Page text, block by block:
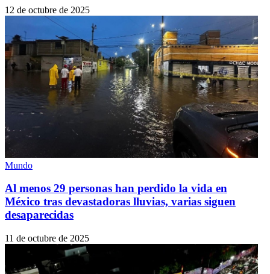
12 de octubre de 2025
Mundo
Al menos 29 personas han perdido la vida en
México tras devastadoras lluvias, varias siguen
desaparecidas
11 de octubre de 2025